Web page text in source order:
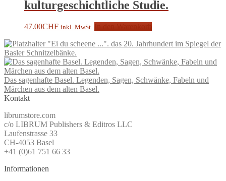
kulturgeschichtliche Studie.
47.00CHF inkl. MwSt.
"Ei du scheene ...". das 20. Jahrhundert im Spiegel der
Basler Schnitzelbänke.
Das sagenhafte Basel. Legenden, Sagen, Schwänke, Fabeln und
Märchen aus dem alten Basel.
Kontakt
librumstore.com
c/o LIBRUM Publishers & Editros LLC
Laufenstrasse 33
CH-4053 Basel
+41 (0)61 751 66 33
Informationen